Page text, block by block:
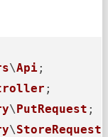
\Api
\ PutRequest
\StoreRequest